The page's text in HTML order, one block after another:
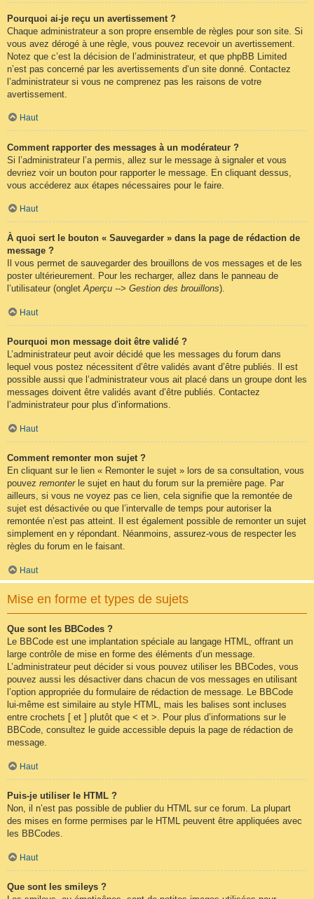
Pourquoi ai-je reçu un avertissement ?
Chaque administrateur a son propre ensemble de règles pour son site. Si
vous avez dérogé à une règle, vous pouvez recevoir un avertissement.
Notez que c’est la décision de l’administrateur, et que phpBB Limited
n’est pas concerné par les avertissements d’un site donné. Contactez
l’administrateur si vous ne comprenez pas les raisons de votre
avertissement.
Haut
Comment rapporter des messages à un modérateur ?
Si l’administrateur l’a permis, allez sur le message à signaler et vous
devriez voir un bouton pour rapporter le message. En cliquant dessus,
vous accéderez aux étapes nécessaires pour le faire.
Haut
À quoi sert le bouton « Sauvegarder » dans la page de rédaction de
message ?
Il vous permet de sauvegarder des brouillons de vos messages et de les
poster ultérieurement. Pour les recharger, allez dans le panneau de
l’utilisateur (ongletAperçu --> Gestion des brouillons).
Haut
Pourquoi mon message doit être validé ?
L’administrateur peut avoir décidé que les messages du forum dans
lequel vous postez nécessitent d’être validés avant d’être publiés. Il est
possible aussi que l’administrateur vous ait placé dans un groupe dont les
messages doivent être validés avant d’être publiés. Contactez
l’administrateur pour plus d’informations.
Haut
Comment remonter mon sujet ?
En cliquant sur le lien « Remonter le sujet » lors de sa consultation, vous
pouvez remonterle sujet en haut du forum sur la première page. Par
ailleurs, si vous ne voyez pas ce lien, cela signifie que la remontée de
sujet est désactivée ou que l’intervalle de temps pour autoriser la
remontée n’est pas atteint. Il est également possible de remonter un sujet
simplement en y répondant. Néanmoins, assurez-vous de respecter les
règles du forum en le faisant.
Haut
Mise en forme et types de sujets
Que sont les BBCodes ?
Le BBCode est une implantation spéciale au langage HTML, offrant un
large contrôle de mise en forme des éléments d’un message.
L’administrateur peut décider si vous pouvez utiliser les BBCodes, vous
pouvez aussi les désactiver dans chacun de vos messages en utilisant
l’option appropriée du formulaire de rédaction de message. Le BBCode
lui-même est similaire au style HTML, mais les balises sont incluses
entre crochets [ et ] plutôt que < et >. Pour plus d’informations sur le
BBCode, consultez le guide accessible depuis la page de rédaction de
message.
Haut
Puis-je utiliser le HTML ?
Non, il n’est pas possible de publier du HTML sur ce forum. La plupart
des mises en forme permises par le HTML peuvent être appliquées avec
les BBCodes.
Haut
Que sont les smileys ?